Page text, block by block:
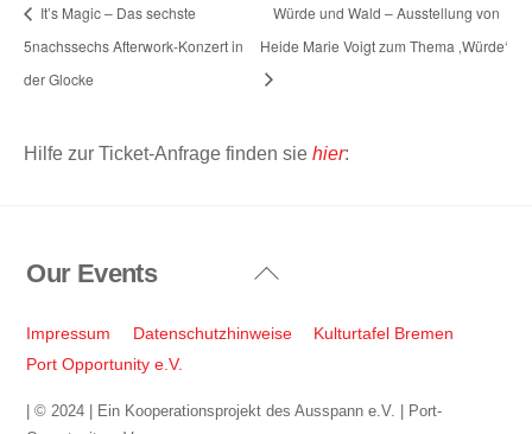
It’s Magic – Das sechste
5nachssechs Afterwork-Konzert in
der Glocke
Würde und Wald – Ausstellung von
Heide Marie Voigt zum Thema ‚Würde‘
Hilfe zur Ticket-Anfrage finden sie hier:
Back
Top
Our Events
Impressum Datenschutzhinweise
Kulturtafel Bremen
Port Opportunity e.V.
| © 2024 | Ein Kooperationsprojekt des Ausspann e.V. | Port-